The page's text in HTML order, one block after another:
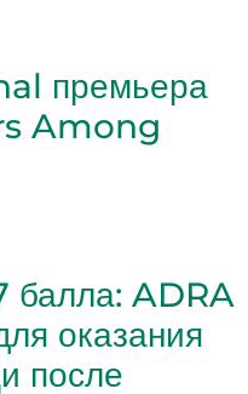
премьера
Among
балла: ADRA
оказания
после